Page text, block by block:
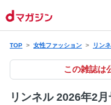
TOP 女性ファッション リン
この雑誌は
リンネル 2026年2月